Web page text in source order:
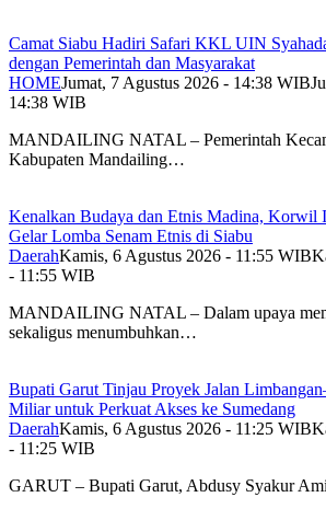
Camat Siabu Hadiri Safari KKL UIN
dengan Pemerintah dan Masyarakat
HOMEJumat, 7 Agustus 2026 - 14:38 WIB
14:38 WIB
MANDAILING NATAL – Pemerintah
Kabupaten Mandailing…
Kenalkan Budaya dan Etnis Madina, Korwil
Gelar Lomba Senam Etnis di Siabu
DaerahKamis, 6 Agustus 2026 - 11:55 WIB
- 11:55 WIB
MANDAILING NATAL – Dalam upaya
sekaligus menumbuhkan…
Bupati Garut Tinjau Proyek Jalan
Miliar untuk Perkuat Akses ke Sumedang
DaerahKamis, 6 Agustus 2026 - 11:25 WIB
- 11:25 WIB
GARUT – Bupati Garut, Abdusy Syakur